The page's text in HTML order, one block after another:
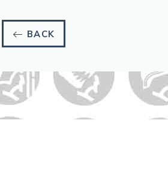
BACK